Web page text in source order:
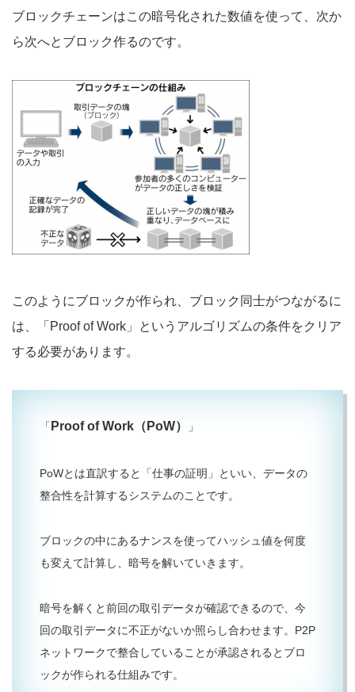
ブロックチェーンはこの暗号化された数値を使って、次か
ら次へとブロック作るのです。
このようにブロックが作られ、ブロック同士がつながるに
は、「Proof of Work」というアルゴリズムの条件をクリア
する必要があります。
「 Proof of Work（PoW） 」
PoWとは直訳すると「仕事の証明」といい、データの
整合性を計算するシステムのことです。
ブロックの中にあるナンスを使ってハッシュ値を何度
も変えて計算し、暗号を解いていきます。
暗号を解くと前回の取引データが確認できるので、今
回の取引データに不正がないか照らし合わせます。P2P
ネットワークで整合していることが承認されるとブロ
ックが作られる仕組みです。